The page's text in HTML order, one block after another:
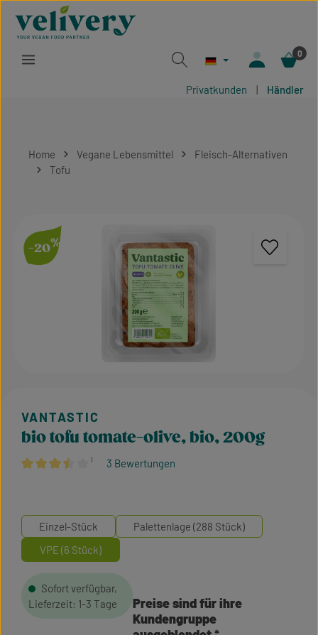
Zum Hauptinhalt springen
0
Privatkunden | Händler
Home Vegane Lebensmittel
Fleisch-Alternativen
Tofu
-20%
¹ 3 Bewertungen
bio tofu tomate-olive, bio, 200g
Preise sind für ihre
Kundengruppe
Sofort verfügbar,
Lieferzeit: 1-3 Tage
Einzel-Stück
Palettenlage (288 Stück)
VPE (6 Stück)